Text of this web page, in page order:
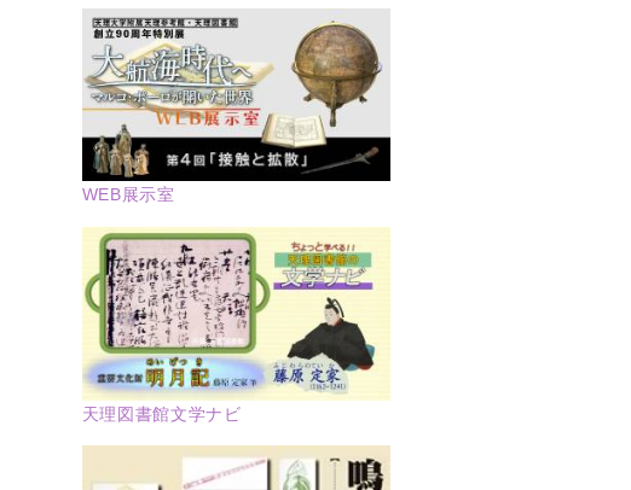
WEB展示室
天理図書館文学ナビ